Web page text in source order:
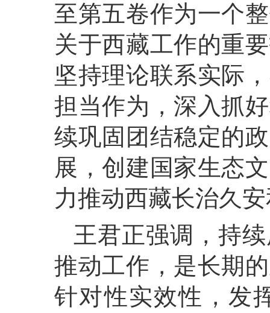
至第五卷作为一个
关于西藏工作的重
坚持理论联系实际
担当作为，深入抓
续巩固团结稳定的
展，创建国家生态
力推动西藏长治久
王君正强调，持
推动工作，是长期
针对性实效性，发